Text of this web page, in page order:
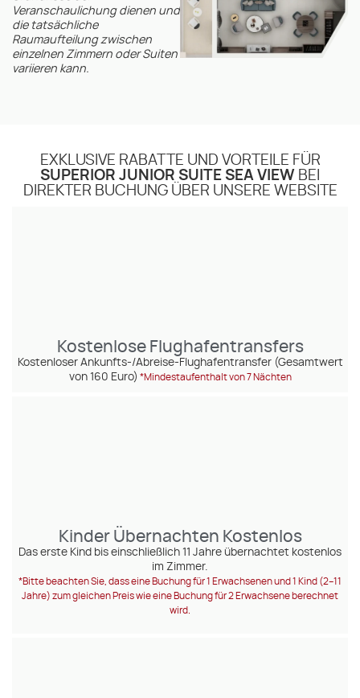
Veranschaulichung dienen und
die tatsächliche
Raumaufteilung zwischen
einzelnen Zimmern oder Suiten
variieren kann.
EXKLUSIVE RABATTE UND VORTEILE FÜR
SUPERIOR JUNIOR SUITE SEA VIEW BEI
DIREKTER BUCHUNG ÜBER UNSERE WEBSITE
Kostenlose Flughafentransfers
Kostenloser Ankunfts-/Abreise-Flughafentransfer (Gesamtwert
von 160 Euro) *Mindestaufenthalt von 7 Nächten
Kinder Übernachten Kostenlos
Das erste Kind bis einschließlich 11 Jahre übernachtet kostenlos
im Zimmer.
*Bitte beachten Sie, dass eine Buchung für 1 Erwachsenen und 1 Kind (2–11
Jahre) zum gleichen Preis wie eine Buchung für 2 Erwachsene berechnet
wird.